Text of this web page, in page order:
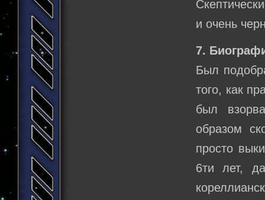
и очень
7.
Был
того, как
был
образом
просто
6ти лет,